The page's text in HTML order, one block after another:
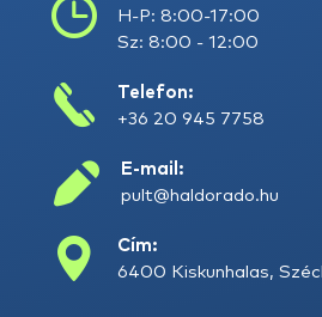
H-P: 8:00-17:00
Sz: 8:00 - 12:00
Telefon:
+36 20 945 7758
E-mail:
pult@haldorado.hu
Cím:
6400 Kiskunhalas,